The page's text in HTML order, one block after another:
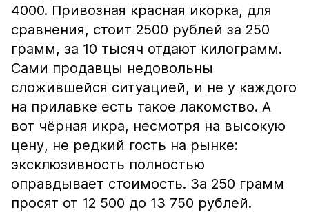
4000. Привозная красная икорка, для
сравнения, стоит 2500 рублей за 250
грамм, за 10 тысяч отдают килограмм.
Сами продавцы недовольны
сложившейся ситуацией, и не у каждого
на прилавке есть такое лакомство. А
вот чёрная икра, несмотря на высокую
цену, не редкий гость на рынке:
эксклюзивность полностью
оправдывает стоимость. За 250 грамм
просят от 12 500 до 13 750 рублей.